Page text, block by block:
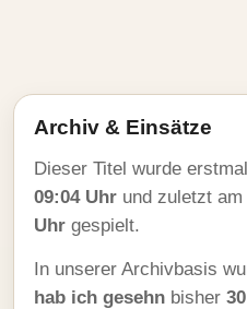
Archiv & Einsätze
Dieser Titel wurde
09:04 Uhr und zuletzt am
Uhr gespielt.
In unserer Archivbasis
hab ich gesehn bisher